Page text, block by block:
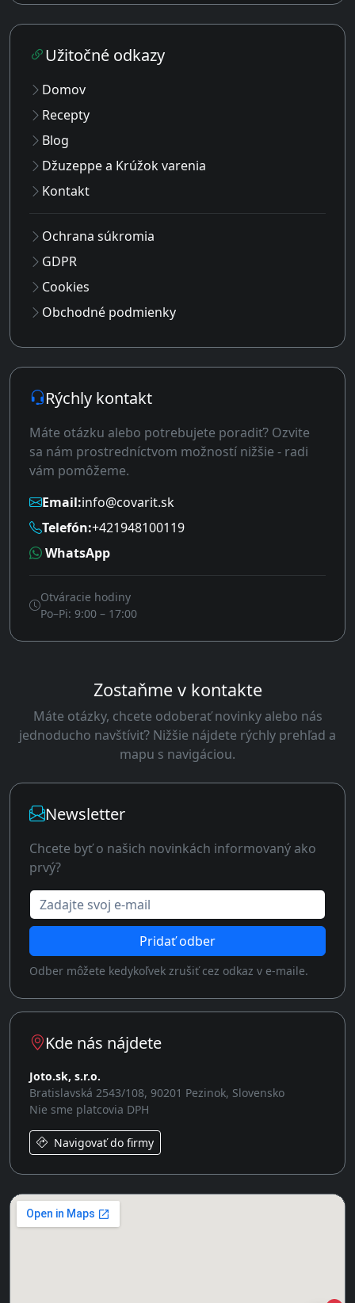
Užitočné odkazy
Domov
Recepty
Blog
Džuzeppe a Krúžok varenia
Kontakt
Ochrana súkromia
GDPR
Cookies
Obchodné podmienky
Rýchly kontakt
Máte otázku alebo potrebujete poradiť? Ozvite
sa nám prostredníctvom možností nižšie - radi
vám pomôžeme.
Email:info@covarit.sk
Telefón:+421948100119
WhatsApp
Otváracie hodiny
Po–Pi: 9:00 – 17:00
Zostaňme v kontakte
Máte otázky, chcete odoberať novinky alebo nás
jednoducho navštíviť? Nižšie nájdete rýchly prehľad a
mapu s navigáciou.
Newsletter
Chcete byť o našich novinkách informovaný ako
prvý?
Zadajte svoj e-mail
Pridať odber
Odber môžete kedykoľvek zrušiť cez odkaz v e-maile.
Kde nás nájdete
Joto.sk, s.r.o.
Bratislavská 2543/108, 90201 Pezinok, Slovensko
Nie sme platcovia DPH
Navigovať do firmy